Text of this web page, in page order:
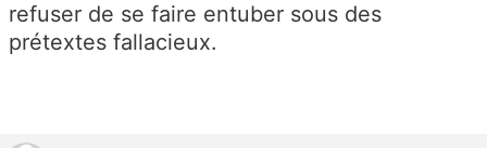
refuser de se faire entuber sous des
prétextes fallacieux.